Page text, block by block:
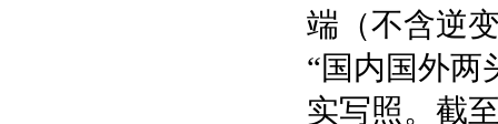
端（不含逆
“国内国外两
实写照。截